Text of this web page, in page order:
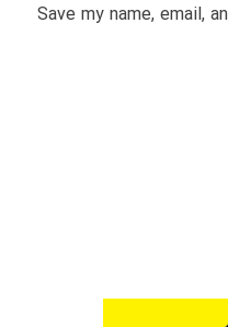
Save my name, email,